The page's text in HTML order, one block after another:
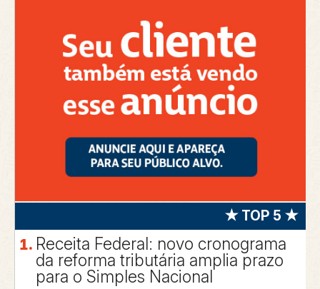
★ TOP 5 ★
Receita Federal: novo cronograma
da reforma tributária amplia prazo
para o Simples Nacional